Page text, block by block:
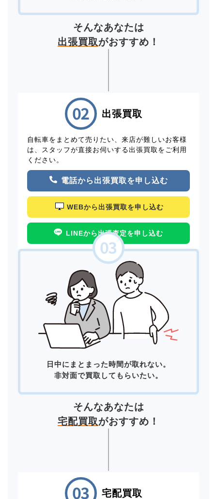
そんなあなたは
出張買取がおすすめ！
出張買取
自転車をまとめて売りたい、来店が難しいお客様
は、スタッフが直接お伺いする出張買取をご利用
ください。
電話から出張買取を申し込む
WEBから出張買取を申し込む
LINEから出張査定を申し込む
日中にまとまった時間が取れない。
非対面で買取してもらいたい。
そんなあなたは
宅配買取がおすすめ！
宅配買取